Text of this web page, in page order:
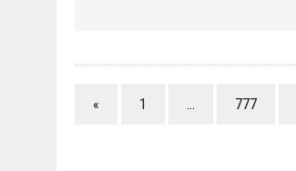
« 1 … 777